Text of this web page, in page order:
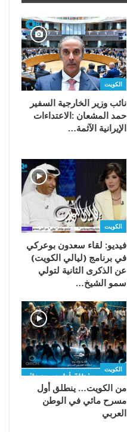
الكويت
‬الإيرانية‭ ‬الآثمة‭…
الكويت
فيديو: لقاء سعدون بوعركي
في برنامج (ليالي الكويت)
عن الذكرى الثانية لتولي
سمو الشيخ…
الكويت
من الكويت… ينطلق أول
مسرح مائي في الوطن
العربي